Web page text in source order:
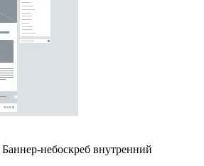
Баннер-небоскреб внутренний